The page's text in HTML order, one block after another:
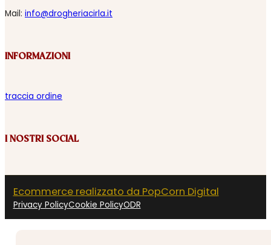
Mail: info@drogheriacirla.it
INFORMAZIONI
traccia ordine
I NOSTRI SOCIAL
Ecommerce realizzato da PopCorn Digital
Privacy PolicyCookie PolicyODR